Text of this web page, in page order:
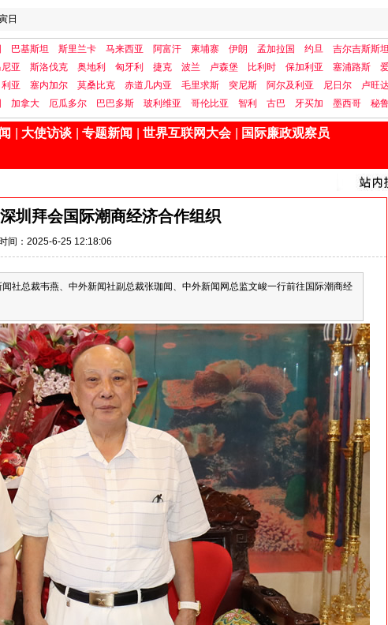
日
巴基斯坦 斯里兰卡 马来西亚 阿富汗 柬埔寨 伊朗 孟加拉国 约旦 吉尔吉斯斯坦
亚 斯洛伐克 奥地利 匈牙利 捷克 波兰 卢森堡 比利时 保加利亚 塞浦路斯
亚 塞内加尔 莫桑比克 赤道几内亚 毛里求斯 突尼斯 阿尔及利亚 尼日尔 卢旺
加拿大 厄瓜多尔 巴巴多斯 玻利维亚 哥伦比亚 智利 古巴 牙买加 墨西哥 秘
大使访谈 专题新闻 世界互联网大会 国际廉政观察员
圳拜会国际潮商经济合作组织
时间：2025-6-25 12:18:06
社总裁韦燕、中外新闻社副总裁张珈闻、中外新闻网总监文峻一行前往国际潮商经